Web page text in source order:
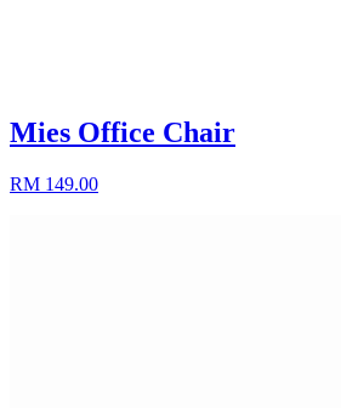
Mies Office Chair
RM 149.00